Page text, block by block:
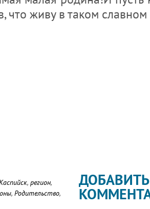
что живу в таком
, регион,
, Родительство,
ДОБАВИТЬ